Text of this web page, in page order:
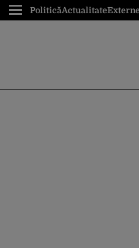
PoliticăActualitate